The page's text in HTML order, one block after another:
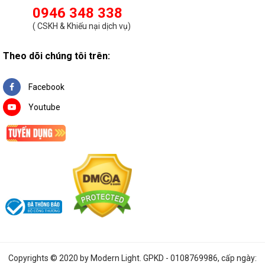
0946 348 338
( CSKH & Khiếu nại dịch vụ)
Theo dõi chúng tôi trên:
Facebook
Youtube
Copyrights © 2020 by Modern Light. GPKD - 0108769986, cấp ngày: